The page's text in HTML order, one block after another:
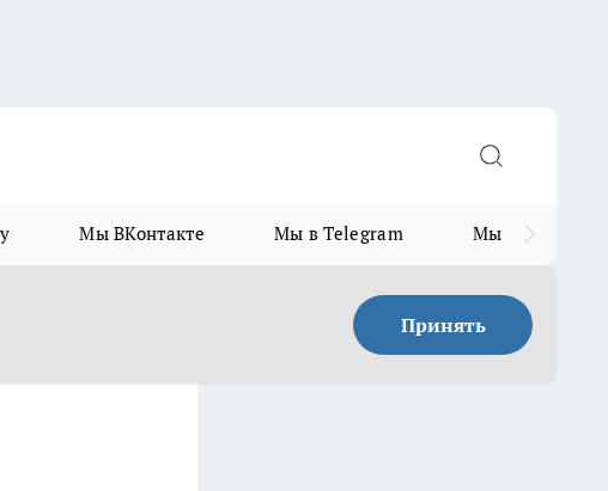
Мы ВКонтакте Мы в Telegram Мы в MAX
Принять